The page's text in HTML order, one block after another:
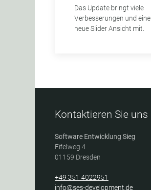
Das Update bringt viele
Verbesserungen und eine
neue Slider Ansicht mit.
Kontaktieren Sie uns
Software Entwicklung Sieg
Eifelweg 4
01159 Dresden
+49 351 4022951
info@ses-development.de